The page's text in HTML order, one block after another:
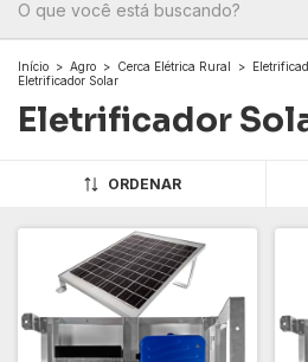
Início > Agro > Cerca Elétrica Rural >
Eletrificador Solar
Eletrificador
ORDENAR